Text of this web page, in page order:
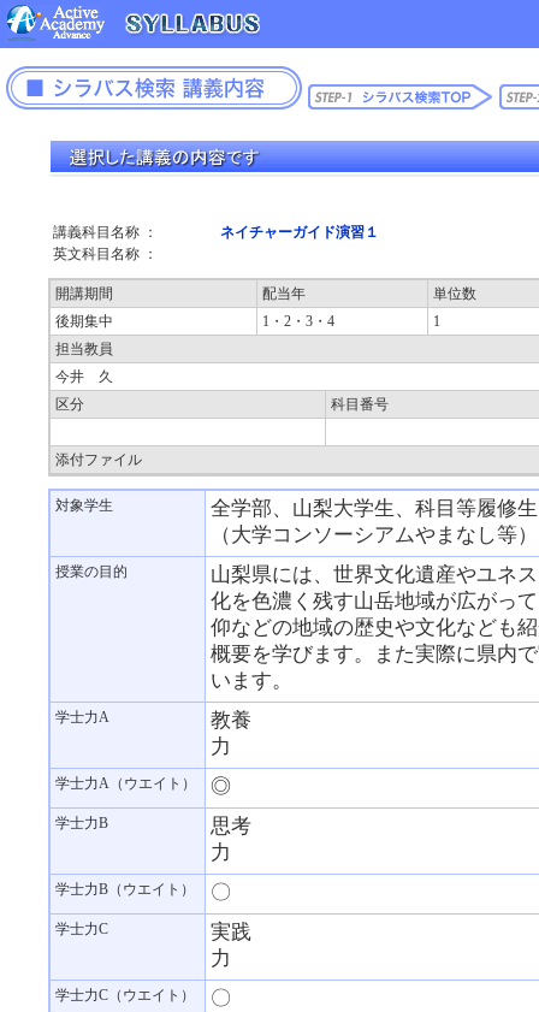
講義科目名称 ：
ネイチャーガイド演習１
英文科目名称 ：
開講期間 配当年
単位数
後期集中
1・2・3・4
1
担当教員
今井 久
区分
科目番号
添付ファイル
対象学生
全学部、山梨大学生、科目等履修
（大学コンソーシアムやまなし等）
授業の目的
山梨県には、世界文化遺産やユネ
化を色濃く残す山岳地域が広がっ
仰などの地域の歴史や文化なども
概要を学びます。また実際に県内
います。
学士力A
教養
力
学士力A（ウエイト） ◎
学士力B
思考
力
学士力B（ウエイト） 〇
学士力C
実践
力
学士力C（ウエイト） 〇